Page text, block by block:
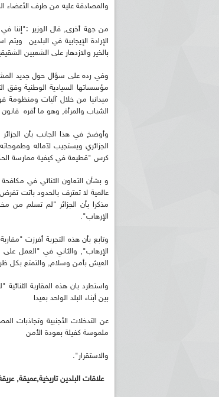
والمصادقة عليه من طرف الأعضاء
من جهة أخرى, قال الوزير :"إننا
الإرادة الإيجابية في البلدين ويتم
بالخير والازدهار على الشعبين
وفي رده على سؤال حول جديد
مؤسساتها السيادية الوطنية وفق
ميدانيا من خلال آليات ومنظومة
الشباب والمرأة, وهو ما أقره قانون
وأوضخ في هذا الجانب بأن
كرس "قطيعة في كيفية ممارسة
و بشأن التعاون الثنائي في
عالمية لا تعترف بالحدود باتت
مذكرا بأن الجزائر "لم تسلم من
الإرهاب".
وتابع بأن هذه التجربة أفرزت
الإرهاب", والثاني في "العمل
العيش بأمن وسلام, والتمتع بكل
واستطرد بان هذه المقاربة
بين أبناء البلد الواحد بعيدا
عن التدخلات الأجنبية وتجاذبات
ملموسة كفيلة بعودة الأمن
والاستقرار".
علاقات البلدين تاريخية,عميقة,